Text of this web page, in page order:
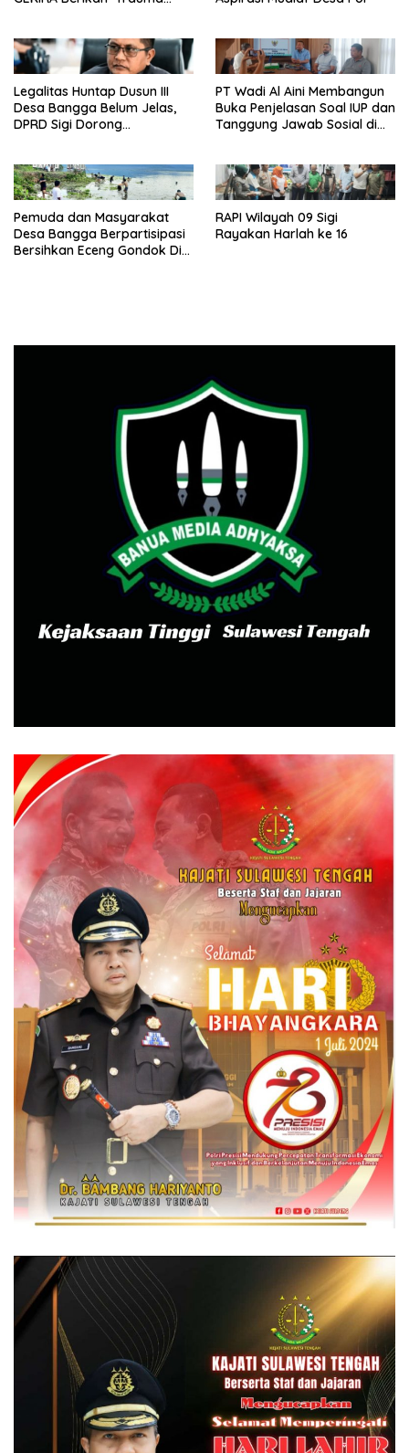
Legalitas Huntap Dusun III
Desa Bangga Belum Jelas,
DPRD Sigi Dorong
PT Wadi Al Aini Membangun
Buka Penjelasan Soal IUP dan
Tanggung Jawab Sosial di
Pemuda dan Masyarakat
Desa Bangga Berpartisipasi
Bersihkan Eceng Gondok Di
RAPI Wilayah 09 Sigi
Rayakan Harlah ke 16